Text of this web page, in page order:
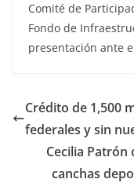
Comité de
Fondo de
presentación ante
Crédito de 1,500
federales y sin
Cecilia
canchas